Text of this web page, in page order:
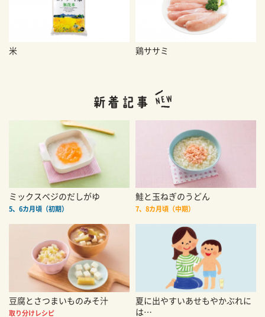
米 鶏ササミ
ミックスベジのだしがゆ
5、6カ月頃（初期）
鮭と玉ねぎのうどん
7、8カ月頃（中期）
豆腐とさつまいものみそ汁
取り分けレシピ
夏に出やすいあせもやかぶれに
は…